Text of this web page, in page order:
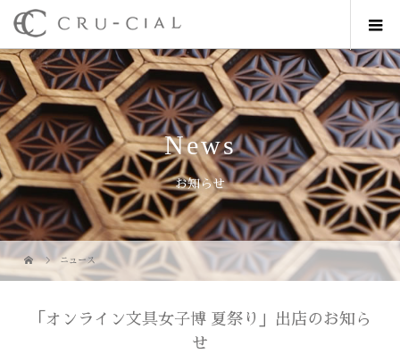
News
お知らせ
ニュース
「オンライン文具女子博 夏祭り」出店のお知ら
せ